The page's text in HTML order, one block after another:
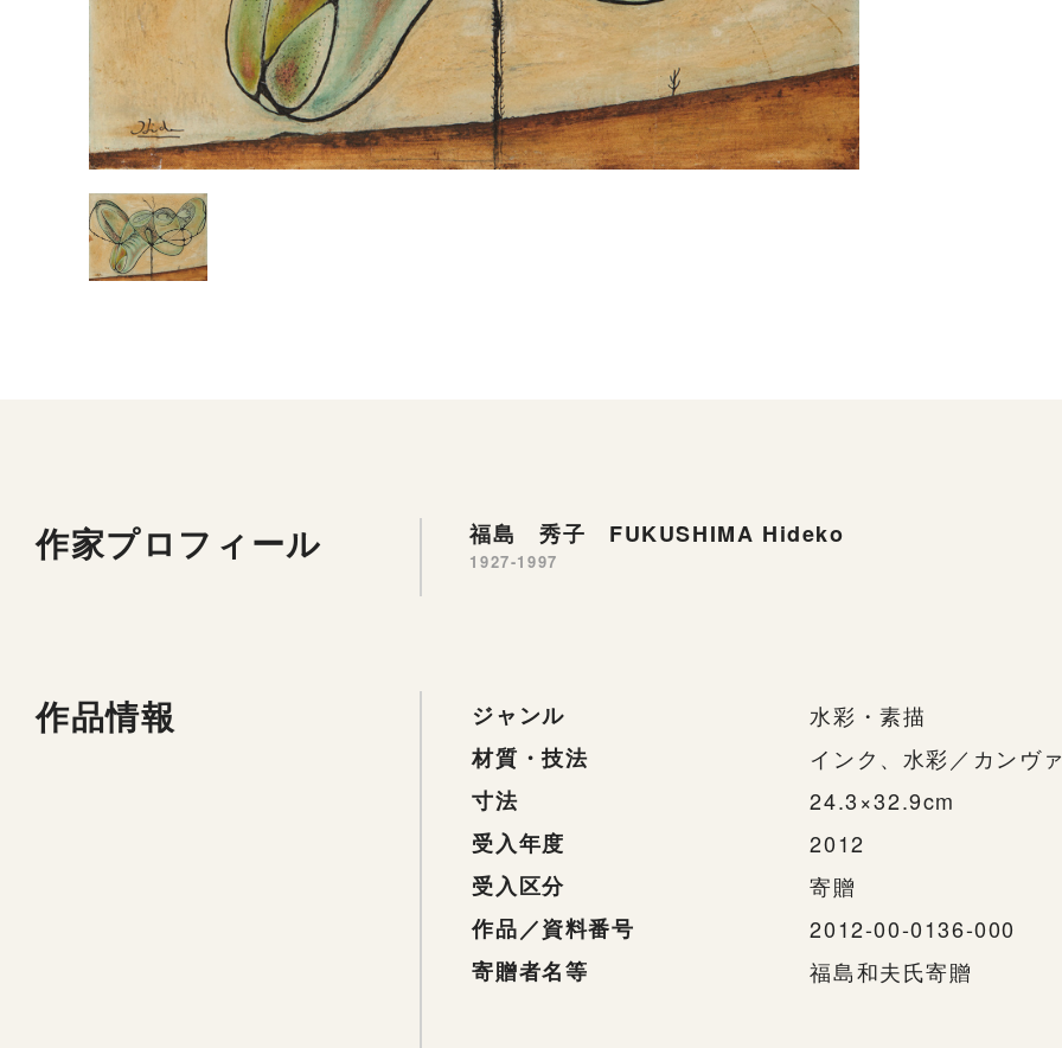
作家プロフィール 福島 秀子 FUKUSHIMA Hideko
1927-1997
作品情報 ジャンル
水彩・素描
材質・技法
インク、水彩／カンヴ
寸法
24.3×32.9cm
受入年度
2012
受入区分
寄贈
作品／資料番号
2012-00-0136-000
寄贈者名等
福島和夫氏寄贈